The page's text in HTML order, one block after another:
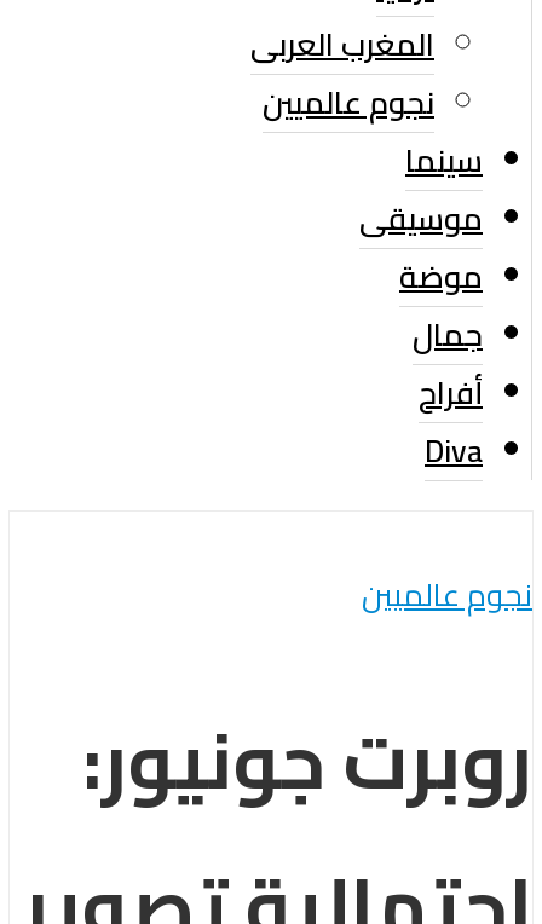
المغرب العربى
نجوم عالميين
سينما
موسيقى
موضة
جمال
أفراح
Diva
نجوم عالميين
روبرت جونيور: